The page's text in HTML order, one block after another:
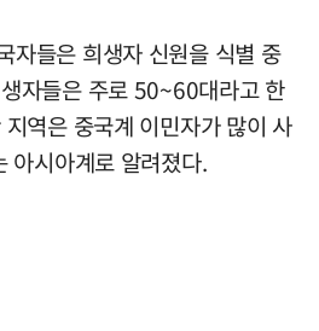
자들은 희생자 신원을 식별 중
자들은 주로 50~60대라고 한
역은 중국계 이민자가 많이 사
아시아계로 알려졌다.